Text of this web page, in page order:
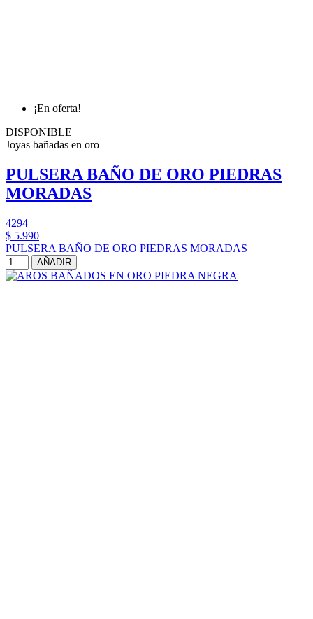
¡En oferta!
DISPONIBLE
Joyas bañadas en oro
PULSERA BAÑO DE ORO PIEDRAS
MORADAS
4294
$ 5.990
PULSERA BAÑO DE ORO PIEDRAS MORADAS
AÑADIR